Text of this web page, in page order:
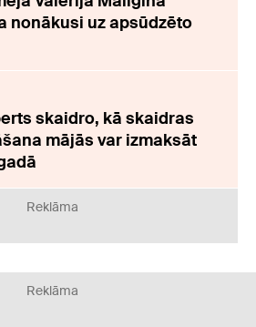
nonākusi uz apsūdzēto
skaidro, kā skaidras
mājās var izmaksāt
Reklāma
Reklāma